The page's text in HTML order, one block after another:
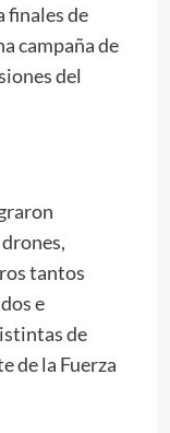
finales de
campaña de
del
tantos
e
de
de la Fuerza